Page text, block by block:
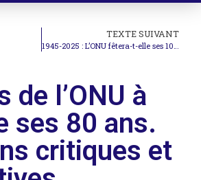
TEXTE SUIVANT
de l’ONU à
ses 80 ans.
critiques et